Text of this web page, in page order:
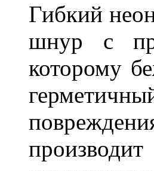
Гибкий
шнур с
которому